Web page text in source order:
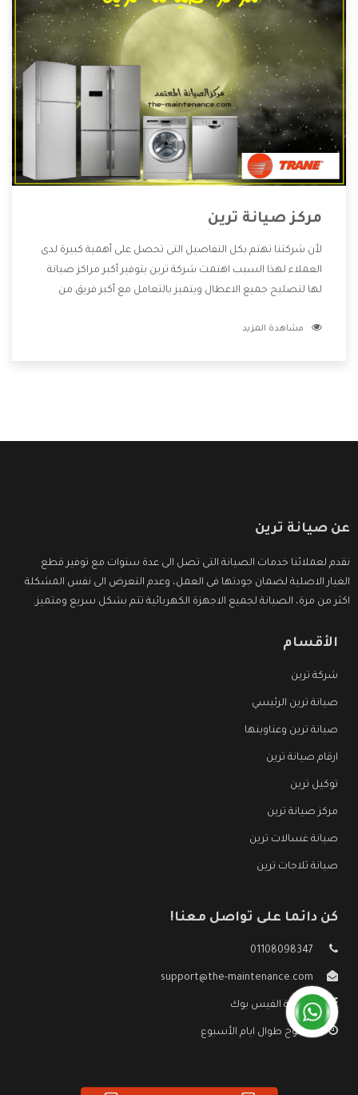
مركز صيانة ترين
لأن شركتنا تهتم بكل التفاصيل التى تحصل على أهمية كبيرة لدى
العملاء لهذا السبب اهتمت شركة ترين بتوفير أكبر مراكز صيانة
لها لتصليح جميع الاعطال ويتميز بالتعامل مع أكبر فريق من
وعلى عملاءنا الكرام .
مشاهدة المزيد
عن صيانة ترين
نقدم لعملائنا خدمات الصيانة التى تصل الى عدة سنوات مع توفير قطع
الغيار الاصلية لضمان جودتها فى العمل، وعدم التعرض الى نفس المشكلة
اكثر من مرة، الصيانة لجميع الاجهزة الكهربائية تتم بشكل سريع ومتميز.
الأقسام
شركة ترين
صيانة ترين الرئيسي
صيانة ترين وعناوينها
ارقام صيانة ترين
توكيل ترين
مركز صيانة ترين
صيانة غسالات ترين
صيانة ثلاجات ترين
كن دائما على تواصل معنا!
01108098347
support@the-maintenance.com
صفحة الفيس بوك
مفتوح طوال ايام الأسبوع